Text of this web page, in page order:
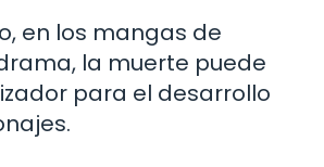
en los mangas de
la muerte puede
para el desarrollo